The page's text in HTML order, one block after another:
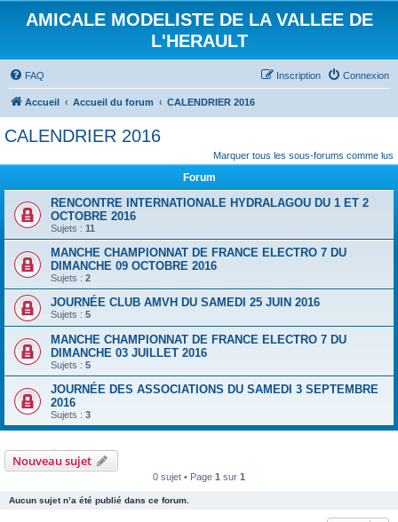
AMICALE MODELISTE DE LA VALLEE DE
L'HERAULT
FAQ Connexion
Inscription
Accueil Accueil du forum CALENDRIER 2016
CALENDRIER 2016
Marquer tous les sous-forums comme lus
Forum
RENCONTRE INTERNATIONALE HYDRALAGOU DU 1 ET 2
OCTOBRE 2016
Sujets : 11
MANCHE CHAMPIONNAT DE FRANCE ELECTRO 7 DU
DIMANCHE 09 OCTOBRE 2016
Sujets : 2
JOURNÉE CLUB AMVH DU SAMEDI 25 JUIN 2016
Sujets : 5
MANCHE CHAMPIONNAT DE FRANCE ELECTRO 7 DU
DIMANCHE 03 JUILLET 2016
Sujets : 5
JOURNÉE DES ASSOCIATIONS DU SAMEDI 3 SEPTEMBRE
2016
Sujets : 3
Nouveau sujet
0 sujet • Page 1 sur 1
Aucun sujet n’a été publié dans ce forum.